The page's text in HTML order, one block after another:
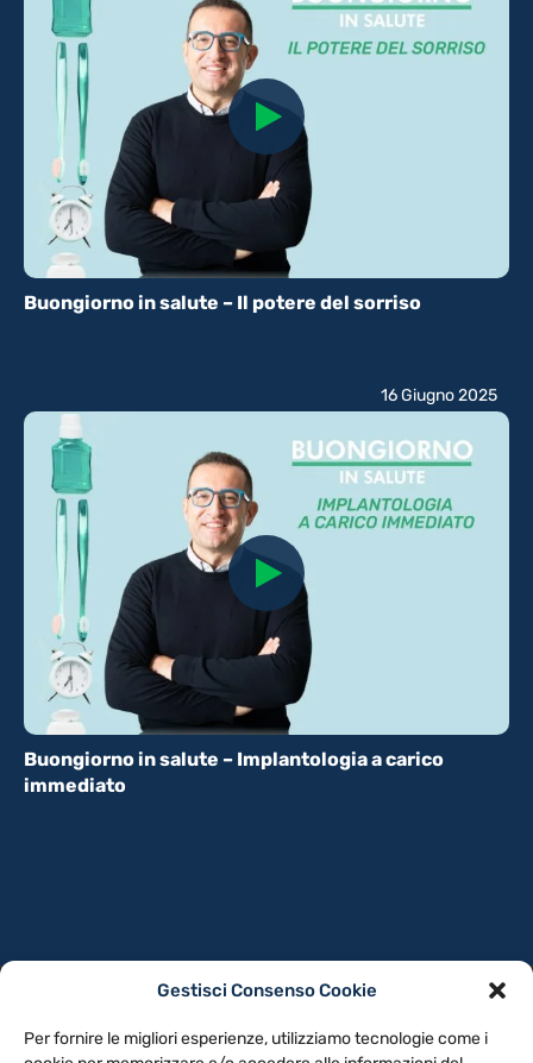
Gestisci Consenso Cookie
Per fornire le migliori esperienze, utilizziamo tecnologie come i
Buongiorno in salute – Il potere del sorriso
Buongiorno in salute – Implantologia a carico
immediato
16 Giugno 2025
NOTE LEGALI
CONTATTACI PREFERENZE